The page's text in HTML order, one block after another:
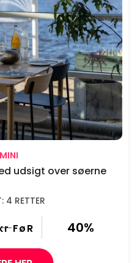
udsigt over søerne
4 RETTER
FøR 40%